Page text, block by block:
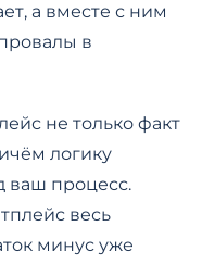
а вместе с ним
в
не только факт
логику
ваш процесс.
весь
минус уже